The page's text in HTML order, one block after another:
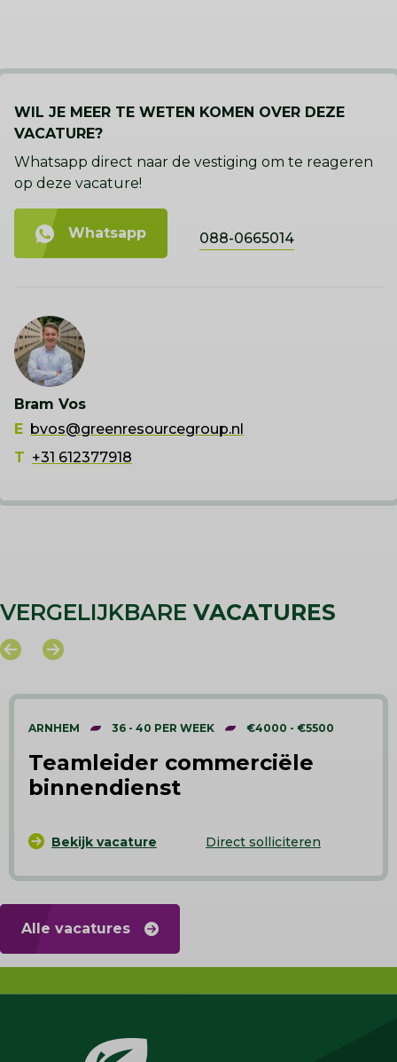
WIL JE MEER TE WETEN KOMEN OVER DEZE
VACATURE?
Whatsapp direct naar de vestiging om te reageren
op deze vacature!
Whatsapp 088-0665014
Bram Vos
E bvos@greenresourcegroup.nl
T +31 612377918
VERGELIJKBARE VACATURES
ARNHEM 36 - 40 PER WEEK €4000 - €5500
Teamleider commerciële
binnendienst
Bekijk vacature Direct solliciteren
Alle vacatures